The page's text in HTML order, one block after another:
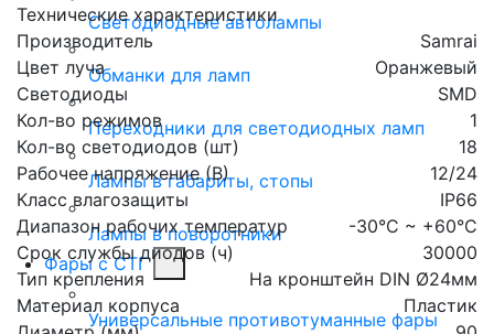
Светодиодные автолампы
Обманки для ламп
Переходники для светодиодных ламп
Лампы в габариты, стопы
Лампы в поворотники
Фары с СТГ
Универсальные противотуманные фары
Технические характеристики
Производитель
Samrai
Цвет луча
Оранжевый
Светодиоды
SMD
Кол-во режимов
1
Кол-во светодиодов (шт)
18
Рабочее напряжение (В)
12/24
Класс влагозащиты
IP66
Диапазон рабочих температур
-30°С ~ +60°С
Срок службы диодов (ч)
30000
Тип крепления
На кронштейн DIN Ø24мм
Материал корпуса
Пластик